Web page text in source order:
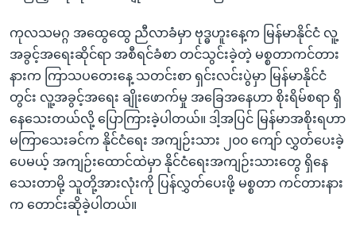
ကုလသမဂ္ဂ အထွေထွေ ညီလာခံမှာ ဗုဒ္ဓဟူးနေ့က မြန်မာနိုင်ငံ လူ့
အခွင့်အရေးဆိုင်ရာ အစီရင်ခံစာ တင်သွင်းခဲ့တဲ့ မစ္စတာကင်တား
နားက ကြာသပတေးနေ့ သတင်းစာ ရှင်းလင်းပွဲမှာ မြန်မာနိုင်ငံ
တွင်း လူ့အခွင့်အရေး ချိုးဖောက်မှု အခြေအနေဟာ စိုးရိမ်စရာ ရှိ
နေသေးတယ်လို့ ပြောကြားခဲ့ပါတယ်။ ဒါ့အပြင် မြန်မာအစိုးရဟာ
မကြာသေးခင်က နိုင်ငံရေး အကျဉ်းသား ၂၀၀ ကျော် လွှတ်ပေးခဲ့
ပေမယ့် အကျဉ်းထောင်ထဲမှာ နိုင်ငံရေးအကျဉ်းသားတွေ ရှိနေ
သေးတာမို့ သူတို့အားလုံးကို ပြန်လွှတ်ပေးဖို့ မစ္စတာ ကင်တားနား
က တောင်းဆိုခဲ့ပါတယ်။